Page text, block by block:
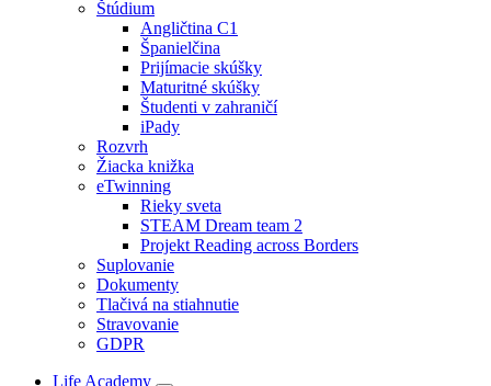
Štúdium
Angličtina C1
Španielčina
Prijímacie skúšky
Maturitné skúšky
Študenti v zahraničí
iPady
Rozvrh
Žiacka knižka
eTwinning
Rieky sveta
STEAM Dream team 2
Projekt Reading across Borders
Suplovanie
Dokumenty
Tlačivá na stiahnutie
Stravovanie
GDPR
Life Academy